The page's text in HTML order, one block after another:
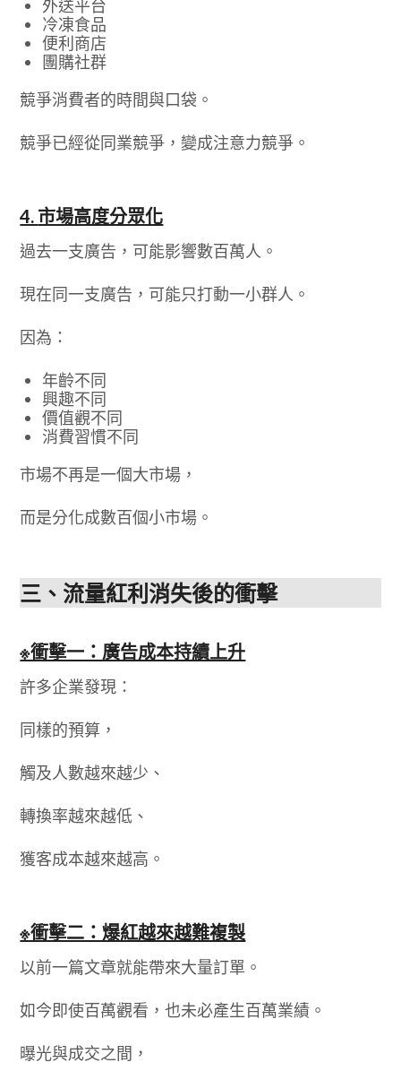
外送平台
冷凍食品
便利商店
團購社群
競爭消費者的時間與口袋。
競爭已經從同業競爭，變成注意力競爭。
4. 市場高度分眾化
過去一支廣告，可能影響數百萬人。
現在同一支廣告，可能只打動一小群人。
因為：
年齡不同
興趣不同
價值觀不同
消費習慣不同
市場不再是一個大市場，
而是分化成數百個小市場。
三、流量紅利消失後的衝擊
※衝擊一：廣告成本持續上升
許多企業發現：
同樣的預算，
觸及人數越來越少、
轉換率越來越低、
獲客成本越來越高。
※衝擊二：爆紅越來越難複製
以前一篇文章就能帶來大量訂單。
如今即使百萬觀看，也未必產生百萬業績。
曝光與成交之間，